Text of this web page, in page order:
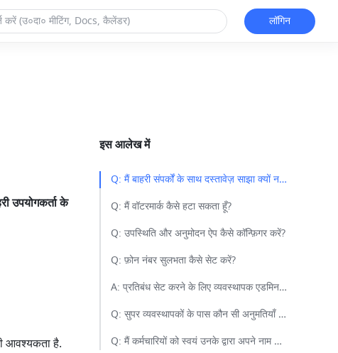
लॉगिन
उपयोगकर्ता के
आवश्यकता है.
इस आलेख में
Q: मैं बाहरी संपर्कों के साथ दस्तावेज़ साझा क्यों नहीं कर सकता हूँ?​
Q: मैं वॉटरमार्क कैसे हटा सकता हूँ?​
Q: उपस्थिति और अनुमोदन ऐप कैसे कॉन्फ़िगर करें?​
Q: फ़ोन नंबर सुलभता कैसे सेट करें?​
A: प्रतिबंध सेट करने के लिए व्यवस्थापक एडमिन - संगठन - संपर्क सेटिंग्स - फ़ोन नंबर सुलभता पर जा सकते हैं.​
Q: सुपर व्यवस्थापकों के पास कौन सी अनुमतियाँ हैं?​
Q: मैं कर्मचारियों को स्वयं उनके द्वारा अपने नाम संशोधित करने में कैसे सक्षम कर सकता हूँ?​